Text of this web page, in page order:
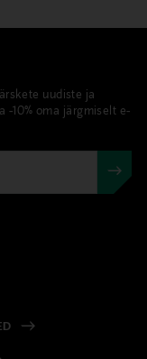
uudiste ja
-10% oma järgmiselt e-